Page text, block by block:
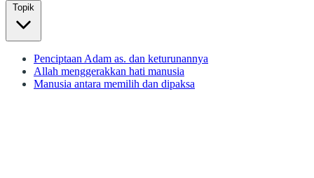
Topik
Penciptaan Adam as. dan keturunannya
Allah menggerakkan hati manusia
Manusia antara memilih dan dipaksa